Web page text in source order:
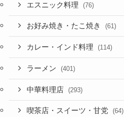
エスニック料理 (76)
お好み焼き・たこ焼き (61)
カレー・インド料理 (114)
ラーメン (401)
中華料理店 (293)
喫茶店・スイーツ・甘党 (64)